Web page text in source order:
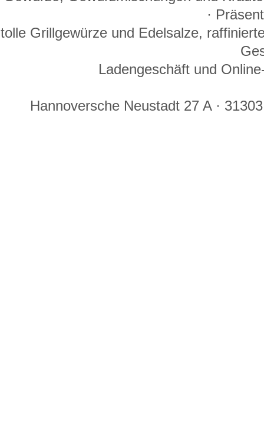
·
tolle Grillgewürze und Edelsalze,
Ladengeschäft und
Hannoversche Neustadt 27 A ·